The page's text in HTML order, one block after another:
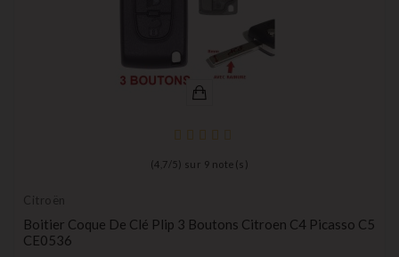
(4,7 / 5) sur 9 note(s)
Citroën
Boitier Coque De Clé Plip 3 Boutons Citroen C4 Picasso C5
CE0536